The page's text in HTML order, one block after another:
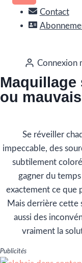
Contact
Connexion
Maquillage
ou
Se réveiller
impeccable, des
subtilement
gagner du temps
exactement ce que
Mais derrière cette
aussi des
vraiment la
Publicités